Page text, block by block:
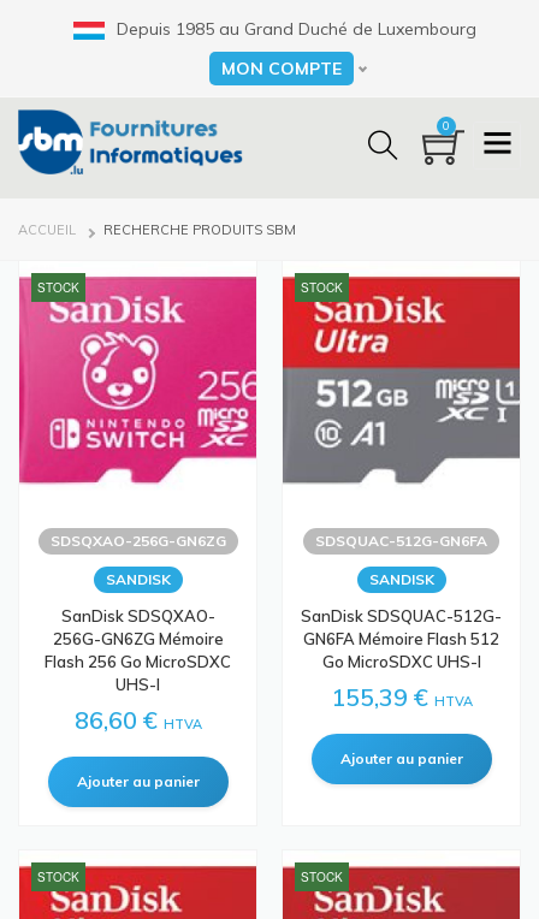
Depuis 1985 au Grand Duché de Luxembourg
Select your language
MON COMPTE
0
FIL
ACCUEIL RECHERCHE PRODUITS SBM
STOCK
SDSQXAO-256G-GN6ZG
SANDISK
SanDisk SDSQXAO-
256G-GN6ZG Mémoire
Flash 256 Go MicroSDXC
UHS-I
86,60 € HTVA
STOCK
SDSQUAC-512G-GN6FA
SANDISK
SanDisk SDSQUAC-512G-
GN6FA Mémoire Flash 512
Go MicroSDXC UHS-I
155,39 € HTVA
STOCK STOCK